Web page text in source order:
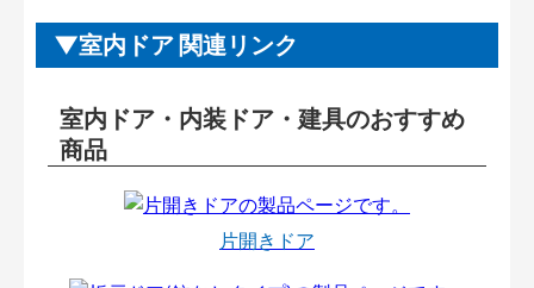
室内ドア 関連リンク
室内ドア・内装ドア・建具のおすすめ
商品
片開きドア